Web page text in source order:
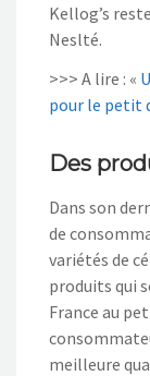
Kellog’s
Neslté.
>>> A lire : «
pour le petit
Des
Dans son
de
variétés de
produits qui
France au
meilleure